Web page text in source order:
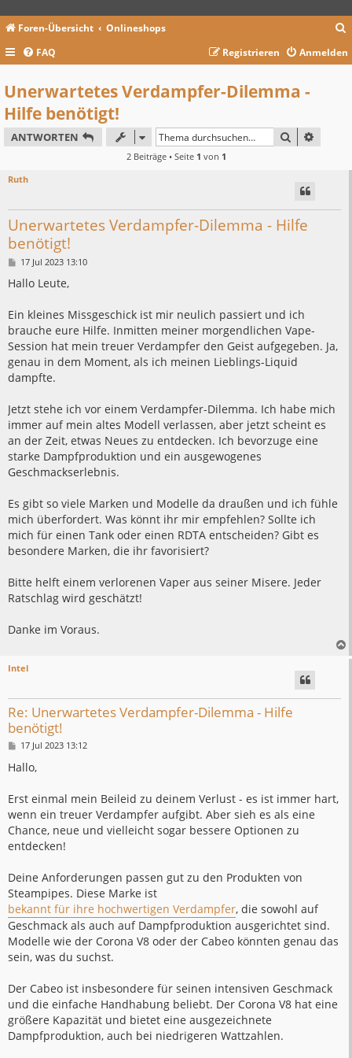
Foren-Übersicht Onlineshops
c
FAQ Anmelden
Registrieren
Unerwartetes Verdampfer-Dilemma -
Hilfe benötigt!
ANTWORTEN SUCHE
2 Beiträge • Seite 1 von 1
Ruth
Unerwartetes Verdampfer-Dilemma - Hilfe
benötigt!
B
i
a
g
17 Jul 2023 13:10
Hallo Leute,
Ein kleines Missgeschick ist mir neulich passiert und ich
brauche eure Hilfe. Inmitten meiner morgendlichen Vape-
Session hat mein treuer Verdampfer den Geist aufgegeben. Ja,
genau in dem Moment, als ich meinen Lieblings-Liquid
dampfte.
Jetzt stehe ich vor einem Verdampfer-Dilemma. Ich habe mich
immer auf mein altes Modell verlassen, aber jetzt scheint es
an der Zeit, etwas Neues zu entdecken. Ich bevorzuge eine
starke Dampfproduktion und ein ausgewogenes
Geschmackserlebnis.
Es gibt so viele Marken und Modelle da draußen und ich fühle
mich überfordert. Was könnt ihr mir empfehlen? Sollte ich
mich für einen Tank oder einen RDTA entscheiden? Gibt es
besondere Marken, die ihr favorisiert?
Bitte helft einem verlorenen Vaper aus seiner Misere. Jeder
Ratschlag wird geschätzt!
Danke im Voraus.
Intel
Re: Unerwartetes Verdampfer-Dilemma - Hilfe
benötigt!
B
i
t
a
g
17 Jul 2023 13:12
Hallo,
Erst einmal mein Beileid zu deinem Verlust - es ist immer hart,
wenn ein treuer Verdampfer aufgibt. Aber sieh es als eine
Chance, neue und vielleicht sogar bessere Optionen zu
entdecken!
Deine Anforderungen passen gut zu den Produkten von
Steampipes. Diese Marke ist
bekannt für ihre hochwertigen Verdampfer, die sowohl auf
Geschmack als auch auf Dampfproduktion ausgerichtet sind.
Modelle wie der Corona V8 oder der Cabeo könnten genau das
sein, was du suchst.
Der Cabeo ist insbesondere für seinen intensiven Geschmack
und die einfache Handhabung beliebt. Der Corona V8 hat eine
größere Kapazität und bietet eine ausgezeichnete
Dampfproduktion, auch bei niedrigeren Wattzahlen.